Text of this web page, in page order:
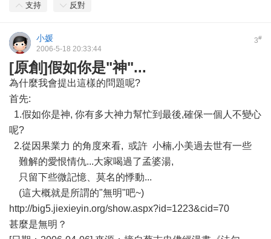
支持 反對
3#
小媛
2006-5-18 20:33:44
[原創]假如你是"神"...
為什麼我會提出這樣的問題呢?
首先:
1.假如你是神, 你有多大神力幫忙到最後,確保一個人不變心
呢?
2.從因果業力 的角度來看, 或許 小楠,小美過去世有一些
難解的愛恨情仇...大家喝過了孟婆湯,
只留下些微記憶、莫名的悸動...
(這大概就是所謂的"無明"吧~)
http://big5.jiexieyin.org/show.aspx?id=1223&cid=70
甚麼是無明？